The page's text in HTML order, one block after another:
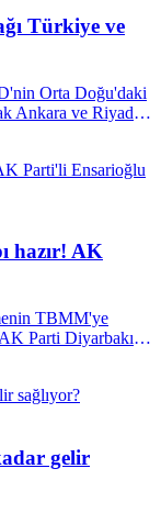
Türkiye ve
Orta Doğu'daki
Ankara ve Riyad'a
hazır! AK
TBMM'ye
AK Parti Diyarbakır
Ensarioğlu,
açıkladı.
gelir